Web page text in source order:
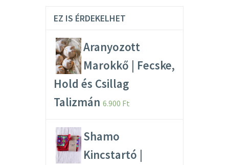
EZ IS ÉRDEKELHET
Aranyozott
Marokkő | Fecske,
Hold és Csillag
Talizmán 6.900 Ft
Shamo
Kincstartó |